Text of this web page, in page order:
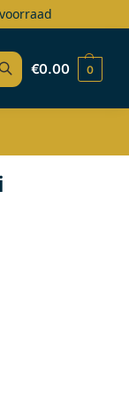
€0.00 0